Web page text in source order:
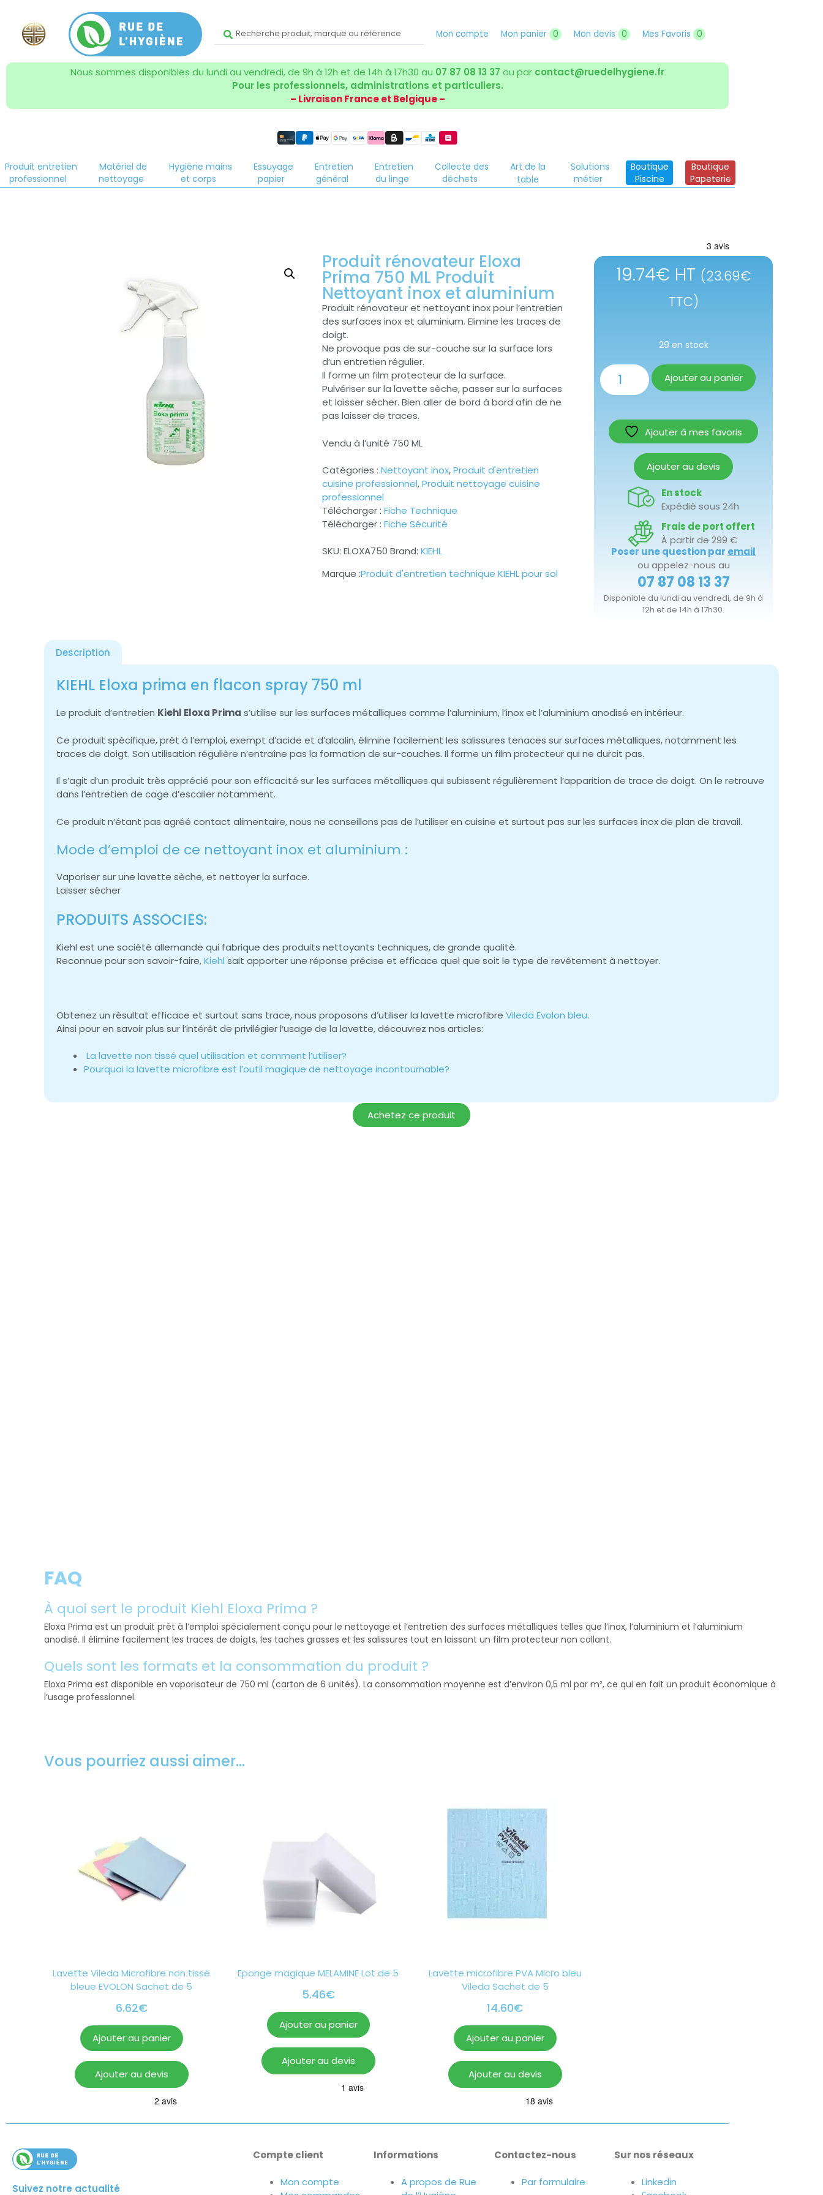
Mon compte Mon panier 0 Mon devis 0 Mes Favoris 0
Nous sommes disponibles du lundi au vendredi, de 9h à 12h et de 14h à 17h30 au 07 87 08 13 37 ou par contact@ruedelhygiene.fr
Pour les professionnels, administrations et particuliers.
– Livraison France et Belgique –
Produit entretien
professionnel
Matériel de
nettoyage
Hygiène mains
et corps
Essuyage
papier
Entretien
général
Entretien
du linge
Collecte des
déchets
Art de la
table
Solutions
métier
Boutique
Piscine
Boutique
Papeterie
Produit rénovateur Eloxa
Prima 750 ML Produit
Nettoyant inox et aluminium
Produit rénovateur et nettoyant inox pour l’entretien
des surfaces inox et aluminium. Elimine les traces de
doigt.
Ne provoque pas de sur-couche sur la surface lors
d’un entretien régulier.
Il forme un film protecteur de la surface.
Pulvériser sur la lavette sèche, passer sur la surfaces
et laisser sécher. Bien aller de bord à bord afin de ne
pas laisser de traces.
Vendu à l’unité 750 ML
Catégories : Nettoyant inox,Produit d'entretien
cuisine professionnel,Produit nettoyage cuisine
professionnel
Télécharger : Fiche Technique
Télécharger : Fiche Sécurité
SKU: ELOXA750 Brand: KIEHL
Produit d'entretien technique KIEHL pour sol
19.74€ HT (23.69€
TTC)
29 en stock
Ajouter au panier
Ajouter à mes favoris
Ajouter au devis
En stock
Expédié sous 24h
Frais de port offert
À partir de 299 €
Poser une question par email
ou appelez-nous au
07 87 08 13 37
Disponible du lundi au vendredi, de 9h à
12h et de 14h à 17h30.
Description
KIEHL Eloxa prima en flacon spray 750 ml
Le produit d’entretien Kiehl Eloxa Prima s’utilise sur les surfaces métalliques comme l’aluminium, l’inox et l’aluminium anodisé en intérieur.
Ce produit spécifique, prêt à l’emploi, exempt d’acide et d’alcalin, élimine facilement les salissures tenaces sur surfaces métalliques, notamment les
traces de doigt. Son utilisation régulière n’entraîne pas la formation de sur-couches. Il forme un film protecteur qui ne durcit pas.
Il s’agit d’un produit très apprécié pour son efficacité sur les surfaces métalliques qui subissent régulièrement l’apparition de trace de doigt. On le retrouve
dans l’entretien de cage d’escalier notamment.
Ce produit n’étant pas agréé contact alimentaire, nous ne conseillons pas de l’utiliser en cuisine et surtout pas sur les surfaces inox de plan de travail.
Mode d’emploi de ce nettoyant inox et aluminium :
Vaporiser sur une lavette sèche, et nettoyer la surface.
Laisser sécher
PRODUITS ASSOCIES:
Kiehl est une société allemande qui fabrique des produits nettoyants techniques, de grande qualité.
Reconnue pour son savoir-faire,Kiehl sait apporter une réponse précise et efficace quel que soit le type de revêtement à nettoyer.
Obtenez un résultat efficace et surtout sans trace, nous proposons d’utiliser la lavette microfibre Vileda Evolon bleu.
Ainsi pour en savoir plus sur l’intérêt de privilégier l’usage de la lavette, découvrez nos articles:
La lavette non tissé quel utilisation et comment l’utiliser?
Pourquoi la lavette microfibre est l’outil magique de nettoyage incontournable?
Achetez ce produit
FAQ
À quoi sert le produit Kiehl Eloxa Prima ?
Eloxa Prima est un produit prêt à l’emploi spécialement conçu pour le nettoyage et l’entretien des surfaces métalliques telles que l’inox, l’aluminium et l’aluminium
anodisé. Il élimine facilement les traces de doigts, les taches grasses et les salissures tout en laissant un film protecteur non collant.
Quels sont les formats et la consommation du produit ?
Eloxa Prima est disponible en vaporisateur de 750 ml (carton de 6 unités). La consommation moyenne est d’environ 0,5 ml par m², ce qui en fait un produit économique à
l’usage professionnel.
Vous pourriez aussi aimer…
Lavette Vileda Microfibre non tissé
bleue EVOLON Sachet de 5
6.62€
Ajouter au panier
Ajouter au devis
Eponge magique MELAMINE Lot de 5
5.46€
Ajouter au panier
Ajouter au devis
Lavette microfibre PVA Micro bleu
Vileda Sachet de 5
14.60€
Ajouter au panier
Ajouter au devis
Suivez notre actualité
Compte client
Mon compte
Informations
A propos de Rue
Contactez-nous
Par formulaire
Sur nos réseaux
Linkedin